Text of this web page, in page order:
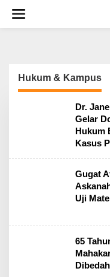
i
Hukum & Kampus
Dr.
Gelar
Hukum
Kasus
Gugat
Uji
65